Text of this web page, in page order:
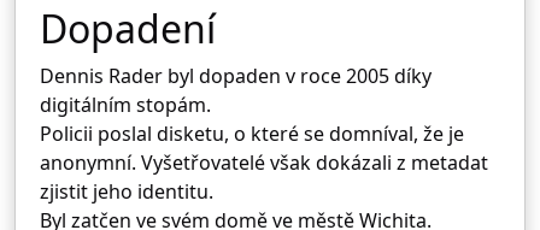
Dopadení
Dennis Rader byl dopaden v roce 2005 díky
digitálním stopám.
Policii poslal disketu, o které se domníval, že je
anonymní. Vyšetřovatelé však dokázali z metadat
zjistit jeho identitu.
Byl zatčen ve svém domě ve městěWichita.